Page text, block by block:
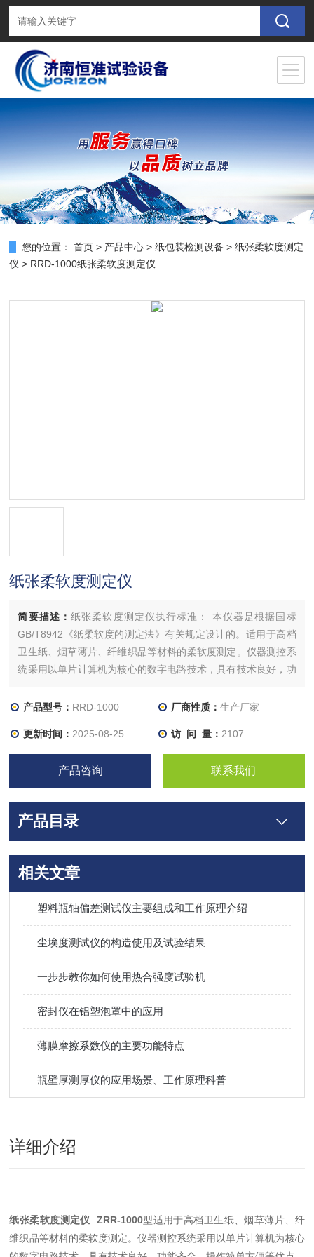
您的位置： 首页 > 产品中心 >纸包装检测设备 >纸张柔软度测定
仪 > RRD-1000纸张柔软度测定仪
纸张柔软度测定仪
简要描述：纸张柔软度测定仪执行标准： 本仪器是根据国标
GB/T8942《纸柔软度的测定法》有关规定设计的。适用于高档
卫生纸、烟草薄片、纤维织品等材料的柔软度测定。仪器测控系
统采用以单片计算机为核心的数字电路技术，具有技术良好，功
想的检测仪器。
产品型号： RRD-1000 厂商性质： 生产厂家
更新时间： 2025-08-25 访 问 量： 2107
产品咨询 联系我们
产品目录
相关文章
塑料瓶轴偏差测试仪主要组成和工作原理介绍
尘埃度测试仪的构造使用及试验结果
一步步教你如何使用热合强度试验机
密封仪在铝塑泡罩中的应用
薄膜摩擦系数仪的主要功能特点
瓶壁厚测厚仪的应用场景、工作原理科普
详细介绍
纸张柔软度测定仪 ZRR-1000型适用于高档卫生纸、烟草薄片、纤
维织品等材料的柔软度测定。仪器测控系统采用以单片计算机为核心